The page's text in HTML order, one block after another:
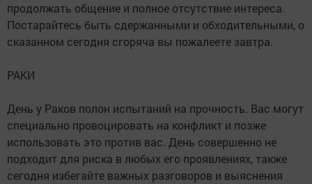
продолжать общение и полное отсутствие интереса.
Постарайтесь быть сдержанными и обходительными, о
сказанном сегодня сгоряча вы пожалеете завтра.
РАКИ
День у Раков полон испытаний на прочность. Вас могут
специально провоцировать на конфликт и позже
использовать это против вас. День совершенно не
подходит для риска в любых его проявлениях, также
сегодня избегайте важных разговоров и выяснения